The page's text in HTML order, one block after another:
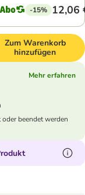
-15% 12,06
Zum Warenkorb
hinzufügen
Mehr erfahren
beendet werden